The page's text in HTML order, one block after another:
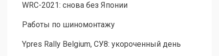
WRC-2021: снова без Японии
Работы по шиномонтажу
Ypres Rally Belgium, СУ8: укороченный день